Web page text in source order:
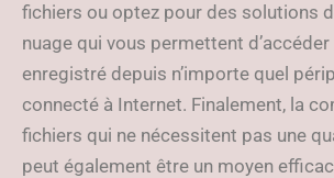
fichiers ou optez pour des solutions
nuage qui vous permettent
enregistré depuis n’importe quel
connecté à Internet. Finalement, la
fichiers qui ne nécessitent pas une
peut également être un moyen